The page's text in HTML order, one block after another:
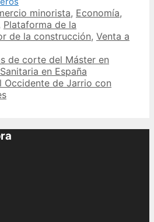
minorista, Economía,
Plataforma de la
de la construcción, Venta a
de corte del Máster en
en España
Occidente de Jarrio con